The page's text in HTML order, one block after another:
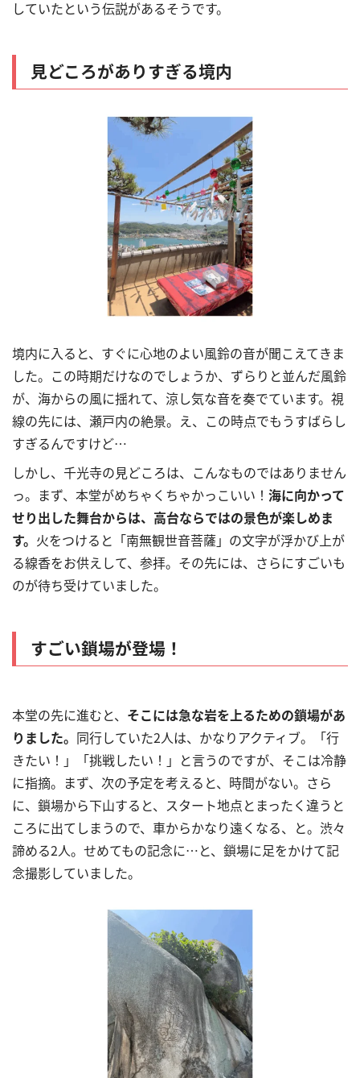
していたという伝説があるそうです。
見どころがありすぎる境内
境内に入ると、すぐに心地のよい風鈴の音が聞こえてきま
した。この時期だけなのでしょうか、ずらりと並んだ風鈴
が、海からの風に揺れて、涼し気な音を奏でています。視
線の先には、瀬戸内の絶景。え、この時点でもうすばらし
すぎるんですけど…
しかし、千光寺の見どころは、こんなものではありません
っ。まず、本堂がめちゃくちゃかっこいい！ 海に向かって
せり出した舞台からは、高台ならではの景色が楽しめま
す。 火をつけると「南無観世音菩薩」の文字が浮かび上が
る線香をお供えして、参拝。その先には、さらにすごいも
のが待ち受けていました。
すごい鎖場が登場！
本堂の先に進むと、 そこには急な岩を上るための鎖場があ
りました。 同行していた2人は、かなりアクティブ。「行
きたい！」「挑戦したい！」と言うのですが、そこは冷静
に指摘。まず、次の予定を考えると、時間がない。さら
に、鎖場から下山すると、スタート地点とまったく違うと
ころに出てしまうので、車からかなり遠くなる、と。渋々
諦める2人。せめてもの記念に…と、鎖場に足をかけて記
念撮影していました。